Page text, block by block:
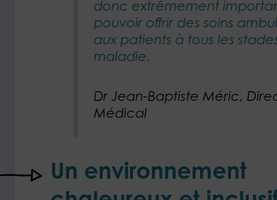
donc extrêmement
pouvoir offrir des soins
aux patients à tous les
maladie.
Dr Jean-Baptiste Méric,
Médical
Un environnement